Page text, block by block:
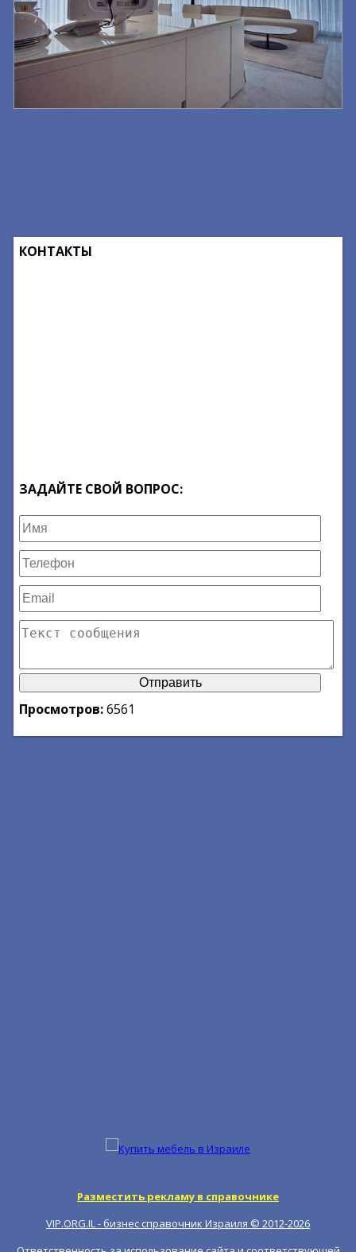
КОНТАКТЫ
ЗАДАЙТЕ СВОЙ ВОПРОС:
Просмотров:6561
Разместить рекламу в справочнике
VIP.ORG.IL - бизнес справочник Израиля © 2012-2026